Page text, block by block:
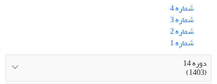
شماره 4
شماره 3
شماره 2
شماره 1
دوره 14
(1403)